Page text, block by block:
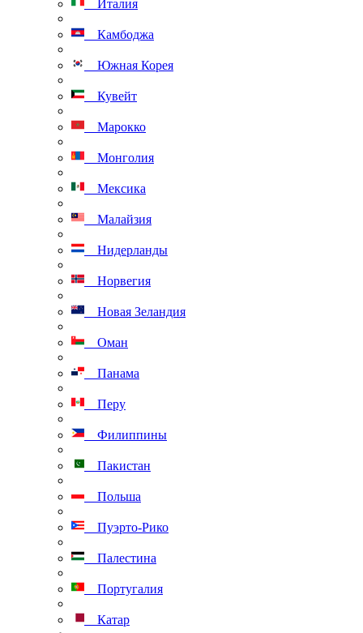
Италия
Камбоджа
Южная Корея
Кувейт
Марокко
Монголия
Мексика
Малайзия
Нидерланды
Норвегия
Новая Зеландия
Оман
Панама
Перу
Филиппины
Пакистан
Польша
Пуэрто-Рико
Палестина
Португалия
Катар